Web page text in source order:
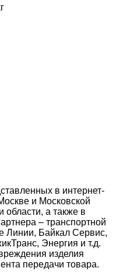
в интернет-
и Московской
области, а также в
– транспортной
Байкал Сервис,
Энергия и т.д.
изделия
передачи товара.